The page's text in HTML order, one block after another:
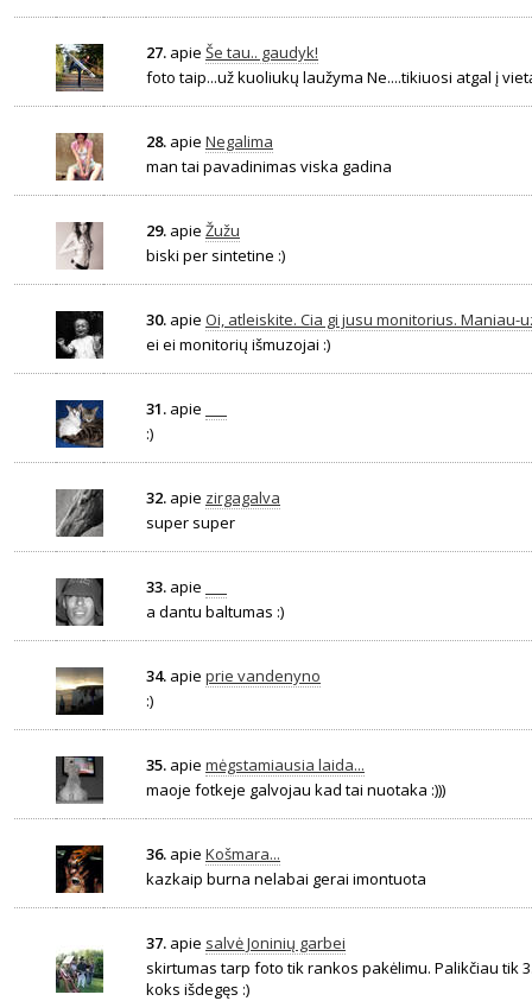
27. apie Še tau.. gaudyk!
foto taip...už kuoliukų laužyma Ne....tikiuosi atgal į
28. apie Negalima
man tai pavadinimas viska gadina
29. apie Žužu
biski per sintetine :)
30. apie Oi, atleiskite. Cia gi jusu monitorius. Maniau-
ei ei monitorių išmuzojai :)
31. apie
:)
32. apie zirgagalva
super super
33. apie
a dantu baltumas :)
34. apie prie vandenyno
:)
35. apie mėgstamiausia laida...
maoje fotkeje galvojau kad tai nuotaka :)))
36. apie Košmara...
kazkaip burna nelabai gerai imontuota
37. apie salvė Joninių garbei
skirtumas tarp foto tik rankos pakėlimu. Palikčiau tik
koks išdegęs :)